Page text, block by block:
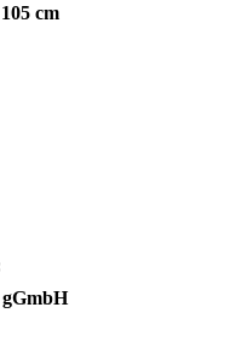
cm